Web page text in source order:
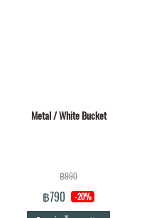
Metal / White Bucket
฿990
฿790 -20%